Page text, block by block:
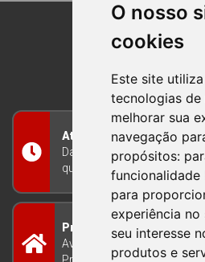
O nosso
cookies
Este site
tecnologias de
melhorar sua
navegação
propósitos:
para
experiência no
seu interesse
produtos e
BOM
RIO GRANDE
Atendimento
Das 8h às 12h e das 13h às
quinta-feira, e nas sextas-
Prefeitura Municipal
Avenida Guilherme Winter